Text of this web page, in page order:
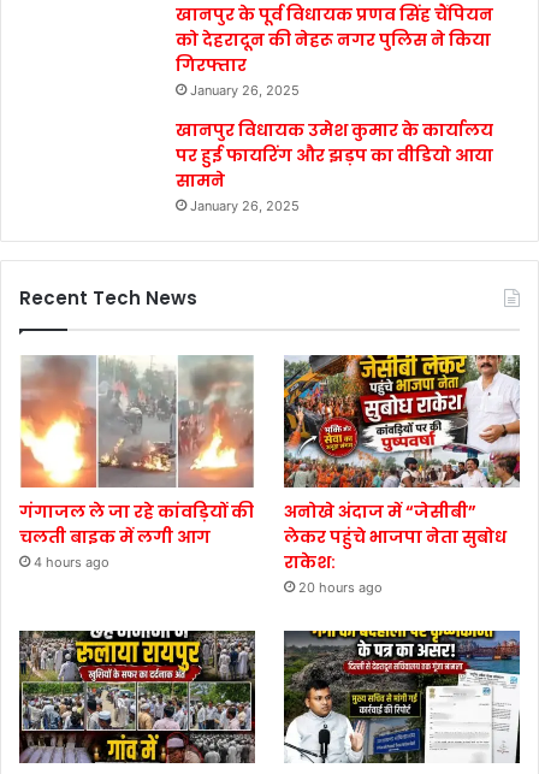
खानपुर के पूर्व विधायक प्रणव सिंह चैंपियन
को देहरादून की नेहरू नगर पुलिस ने किया
गिरफ्तार
January 26, 2025
खानपुर विधायक उमेश कुमार के कार्यालय
पर हुई फायरिंग और झड़प का वीडियो आया
सामने
January 26, 2025
Recent Tech News
गंगाजल ले जा रहे कांवड़ियों की
चलती बाइक में लगी आग
4 hours ago
अनोखे अंदाज में “जेसीबी”
लेकर पहुंचे भाजपा नेता सुबोध
राकेश:
20 hours ago